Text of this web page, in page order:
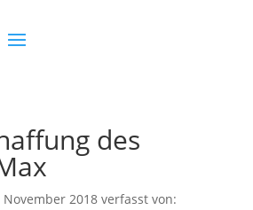
des
November 2018verfasst von: